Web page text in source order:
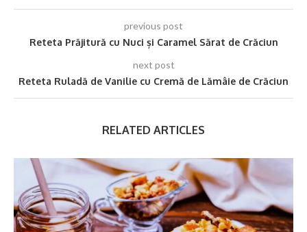
previous post
Reteta Prăjitură cu Nuci și Caramel Sărat de Crăciun
next post
Reteta Ruladă de Vanilie cu Cremă de Lămâie de Crăciun
RELATED ARTICLES